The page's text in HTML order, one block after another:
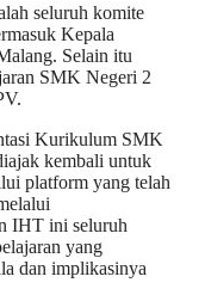
seluruh komite
Kepala
Selain itu
SMK Negeri 2
Kurikulum SMK
kembali untuk
platform yang telah
IHT ini seluruh
yang
dan implikasinya